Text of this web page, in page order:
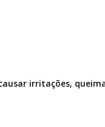
irritações,